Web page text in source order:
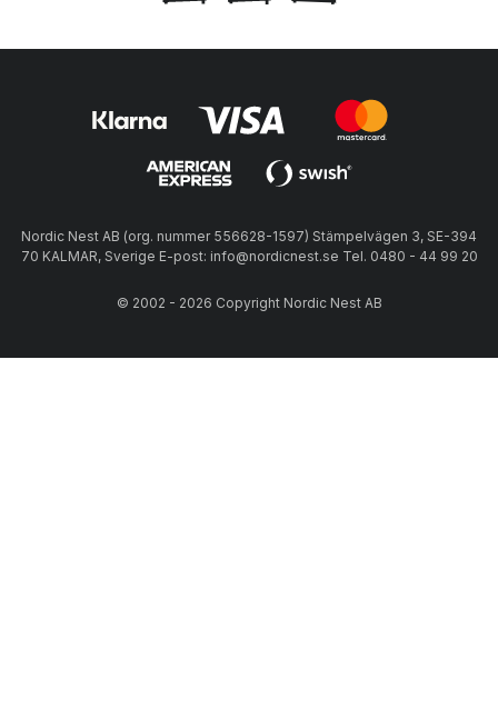
Nordic Nest AB (org. nummer 556628-1597) Stämpelvägen 3, SE-394
70 KALMAR, Sverige E-post: info@nordicnest.se Tel. 0480 - 44 99 20
© 2002 - 2026 Copyright Nordic Nest AB